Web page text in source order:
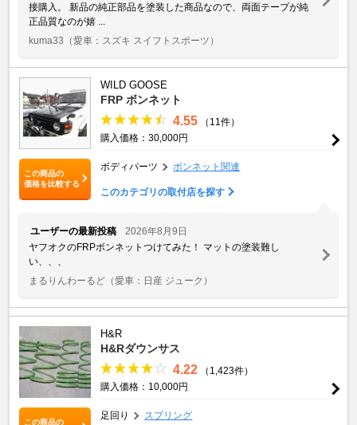
接購入。 新品の純正部品を塗装した商品なので、両面テープが純
正品質なのが嬉 ...
kuma33 （愛車：スズキ スイフトスポーツ）
この商品の
価格を比較する
WILD GOOSE
FRP ボンネット
4.55
（11件）
購入価格：30,000円
ボディパーツ ボンネット関連
このカテゴリの取付店を探す
ユーザーの最新投稿
2026年8月9日
ヤフオクのFRPボンネットつけてみた！ マットの塗装難し
い、、、
まるりんわーるど （愛車：日産 ジューク）
この商品の
H&R
H&Rダウンサス
4.22
（1,423件）
購入価格：10,000円
足回り スプリング